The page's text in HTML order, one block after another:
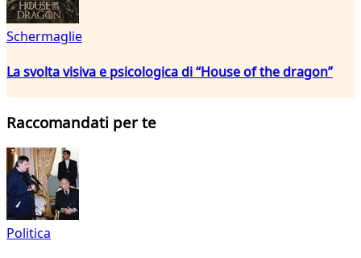
Schermaglie
La svolta visiva e psicologica di “House of the dragon”
Raccomandati per te
Politica